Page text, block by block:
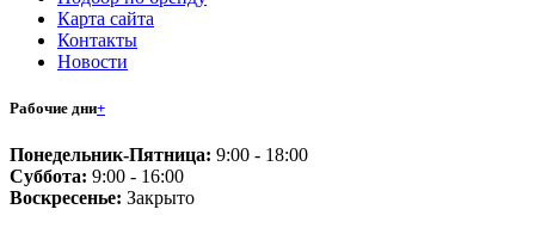
Карта сайта
Контакты
Новости
Рабочие дни+
Понедельник-Пятница: 9:00 - 18:00
Суббота: 9:00 - 16:00
Воскресенье: Закрыто